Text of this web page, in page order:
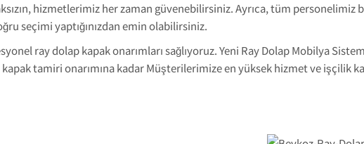
hizmetlerimiz her zaman güvenebilirsiniz. Ayrıca, tüm personelimiz
seçimi yaptığınızdan emin olabilirsiniz.
ray dolap kapak onarımları sağlıyoruz. Yeni Ray Dolap Mobilya
tamiri onarımına kadar Müşterilerimize en yüksek hizmet ve işçilik